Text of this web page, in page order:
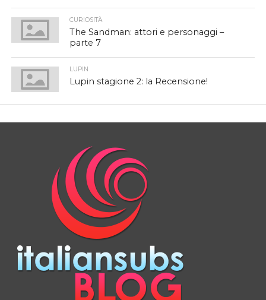
CURIOSITÀ
The Sandman: attori e personaggi –
parte 7
LUPIN
Lupin stagione 2: la Recensione!